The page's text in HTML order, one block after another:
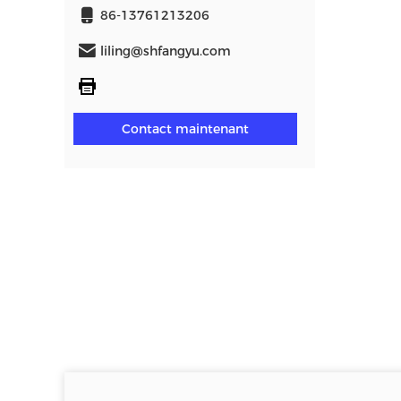
86-13761213206
liling@shfangyu.com
Contact maintenant